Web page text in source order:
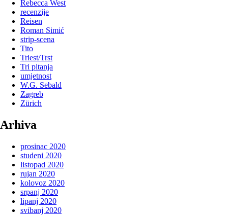
Rebecca West
recenzije
Reisen
Roman Simić
strip-scena
Tito
Triest/Trst
Tri pitanja
umjetnost
W.G. Sebald
Zagreb
Zürich
Arhiva
prosinac 2020
studeni 2020
listopad 2020
rujan 2020
kolovoz 2020
srpanj 2020
lipanj 2020
svibanj 2020